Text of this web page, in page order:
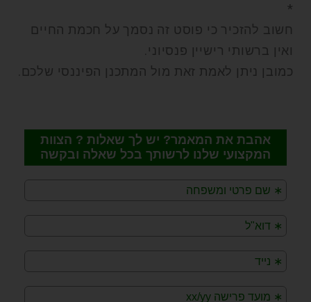
*
חשוב להזכיר כי פוסט זה נסמך על חכמת החיים
ואין ברשותי רישיין פנסיוני.
כמובן ניתן לאמת זאת מול המתכנן הפיננסי שלכם.